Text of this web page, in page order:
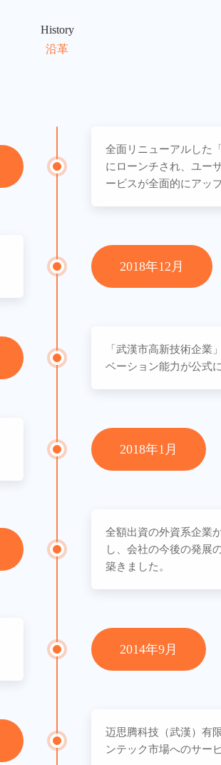
History
沿革
全面リニューアルした
にローンチされ、ユー
ービスが全面的にアッ
2018年12月
「武漢市高新技術企業
ベーション能力が公式
2018年1月
全額出資の外資系企業
し、会社の今後の発展
築きました。
2014年9月
迈思腾科技（武漢）有
ンテック市場へのサー